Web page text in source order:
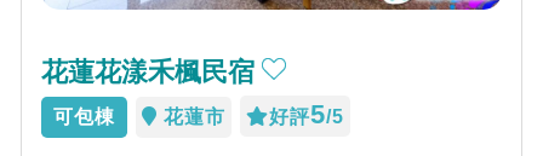
花蓮花漾禾楓民宿
可包棟 花蓮市 好評5/5